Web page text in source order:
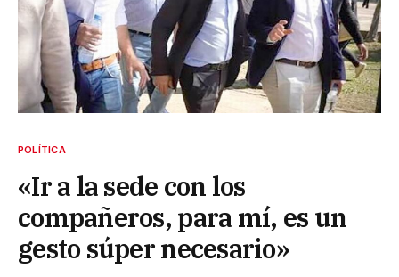
POLÍTICA
«Ir a la sede con los
compañeros, para mí, es un
gesto súper necesario»